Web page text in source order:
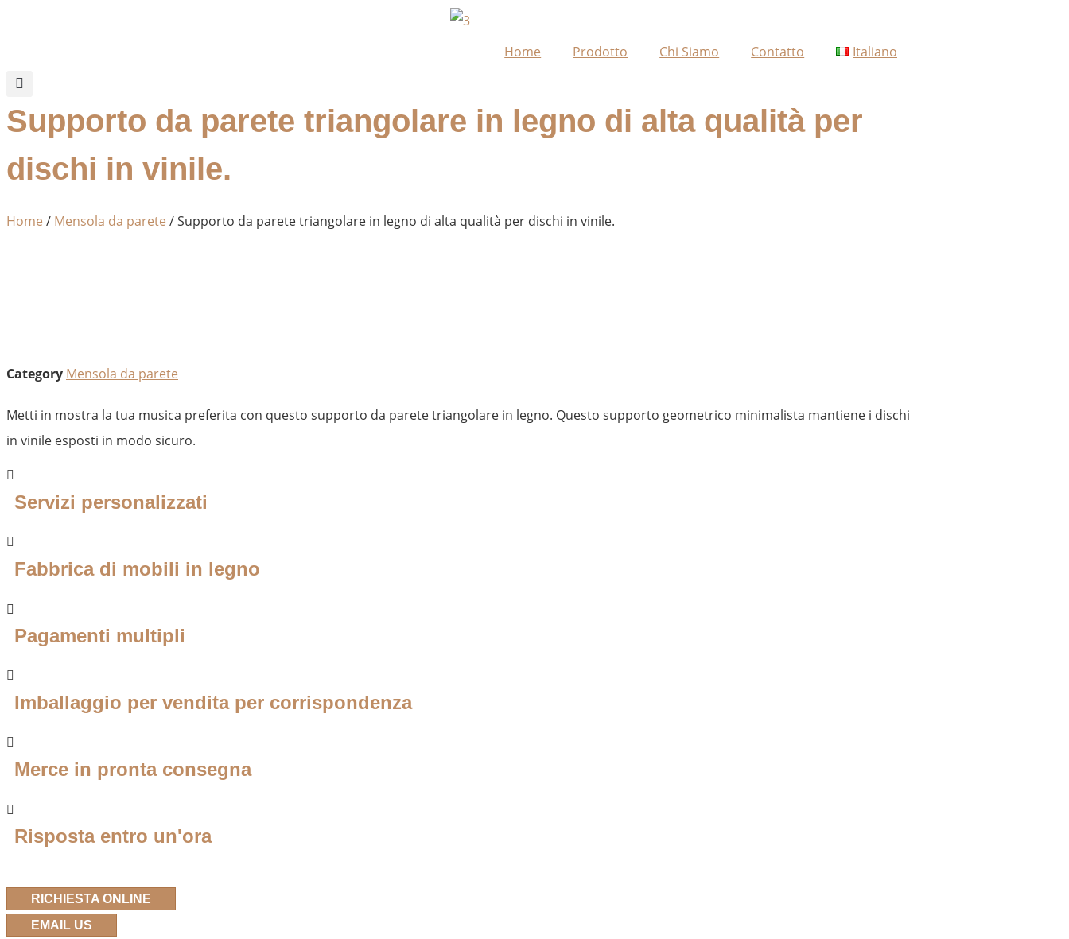
Home Prodotto Chi Siamo Contatto Italiano
Supporto da parete triangolare in legno di alta qualità per
dischi in vinile.
Home / Mensola da parete / Supporto da parete triangolare in legno di alta qualità per dischi in vinile.
Category Mensola da parete
Metti in mostra la tua musica preferita con questo supporto da parete triangolare in legno. Questo supporto geometrico minimalista mantiene i dischi
in vinile esposti in modo sicuro.
Servizi personalizzati
Fabbrica di mobili in legno
Pagamenti multipli
Imballaggio per vendita per corrispondenza
Merce in pronta consegna
Risposta entro un'ora
RICHIESTA ONLINE
EMAIL US